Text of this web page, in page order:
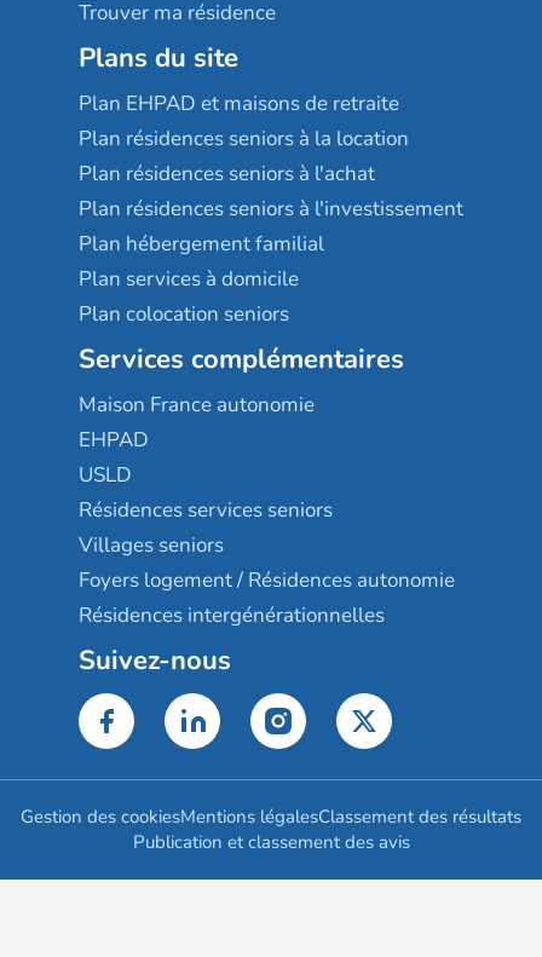
Trouver ma résidence
Plans du site
Plan EHPAD et maisons de retraite
Plan résidences seniors à la location
Plan résidences seniors à l'achat
Plan résidences seniors à l'investissement
Plan hébergement familial
Plan services à domicile
Plan colocation seniors
Services complémentaires
Maison France autonomie
EHPAD
USLD
Résidences services seniors
Villages seniors
Foyers logement / Résidences autonomie
Résidences intergénérationnelles
Suivez-nous
Gestion des cookiesMentions légalesClassement des résultats
Publication et classement des avis